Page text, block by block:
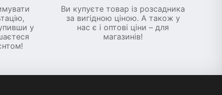
у
Ви купуєте товар із розсадника
за вигідною ціною. А також у
нас є і оптові ціни – для
магазинів!